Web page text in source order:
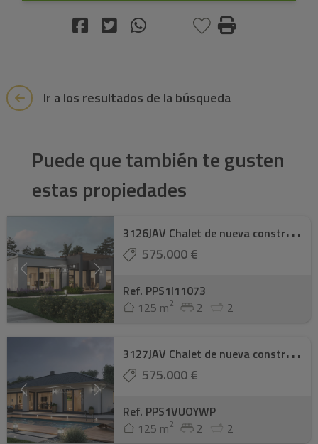
Ir a los resultados de la búsqueda
Puede que también te gusten
estas propiedades
3
126JAV Chalet de nueva construcción en vent ...
575.000 €
Ref. PPS1I11073
125 m2 2 2
3
127JAV Chalet de nueva construcción en vent ...
575.000 €
Ref. PPS1VUOYWP
125 m2 2 2